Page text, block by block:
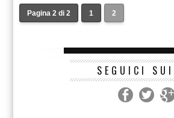
Pagina 2 di 2 1 2
SEGUICI